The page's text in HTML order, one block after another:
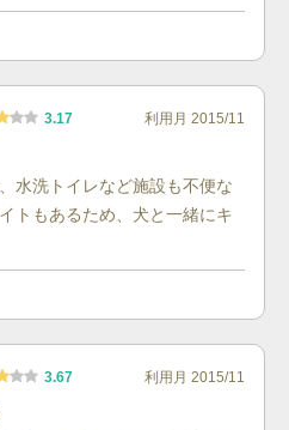
3.17 利用月 2015/11
水洗トイレなど施設も不便な
トもあるため、犬と一緒にキ
3.67 利用月 2015/11